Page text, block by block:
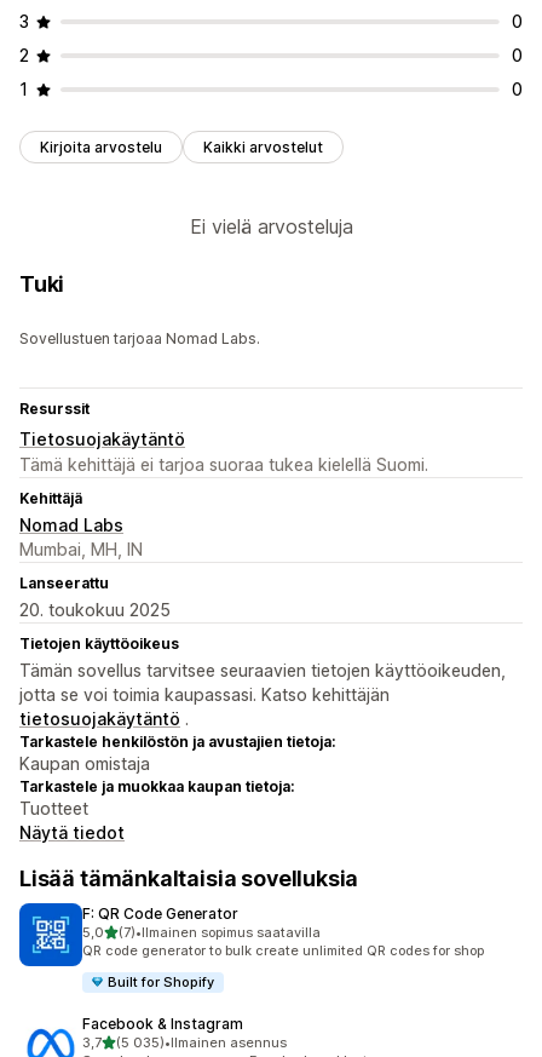
Liikenteen lähde
3
0
2
0
1
0
Kirjoita arvostelu Kaikki arvostelut
Ei vielä arvosteluja
Tuki
Sovellustuen tarjoaa Nomad Labs.
Resurssit
Tietosuojakäytäntö
Tämä kehittäjä ei tarjoa suoraa tukea kielellä Suomi.
Kehittäjä
Nomad Labs
Mumbai, MH, IN
Lanseerattu
20. toukokuu 2025
Tietojen käyttöoikeus
Tämän sovellus tarvitsee seuraavien tietojen käyttöoikeuden,
jotta se voi toimia kaupassasi. Katso kehittäjän
tietosuojakäytäntö .
Tarkastele henkilöstön ja avustajien tietoja:
Kaupan omistaja
Tarkastele ja muokkaa kaupan tietoja:
Tuotteet
Näytä tiedot
Lisää tämänkaltaisia sovelluksia
F: QR Code Generator
5,0/ 5 tähteä
(7)
7 arvostelua yhteensä
•Ilmainen sopimus saatavilla
QR code generator to bulk create unlimited QR codes for shop
Built for Shopify
Facebook & Instagram
3,7/ 5 tähteä
(5 035)
5035 arvostelua yhteensä
•Ilmainen asennus